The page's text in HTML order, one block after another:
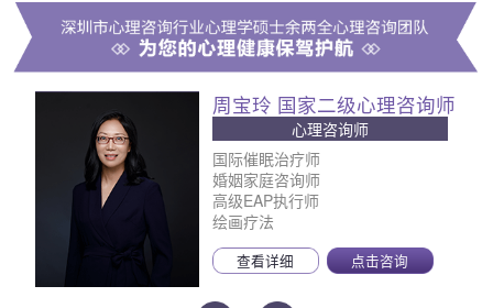
周宝玲 国家二级心理咨询师
心理咨询师
国际催眠治疗师
婚姻家庭咨询师
高级EAP执行师
绘画疗法
查看详细 点击咨询